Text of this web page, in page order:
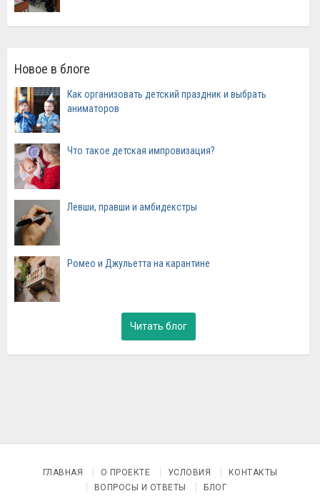
Новое в блоге
Как организовать детский праздник и выбрать
аниматоров
Что такое детская импровизация?
Левши, правши и амбидекстры
Ромео и Джульетта на карантине
Читать блог
ГЛАВНАЯ О ПРОЕКТЕ УСЛОВИЯ
КОНТАКТЫ
ВОПРОСЫ И ОТВЕТЫ
БЛОГ